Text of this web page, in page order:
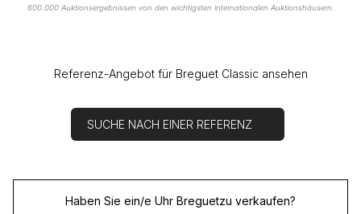
600.000 Auktionsergebnissen von den wichtigsten internationalen Auktionshäusern.
Referenz-Angebot für Breguet Classic ansehen
SUCHE NACH EINER REFERENZ
Haben Sie ein/e Uhr Breguetzu verkaufen?